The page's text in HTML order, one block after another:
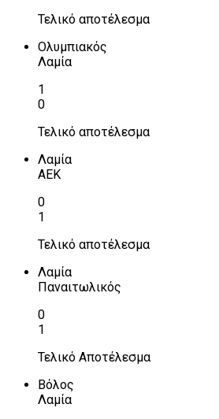
Τελικό αποτέλεσμα
Ολυμπιακός
Λαμία
1
0
Τελικό αποτέλεσμα
Λαμία
ΑΕΚ
0
1
Τελικό αποτέλεσμα
Λαμία
Παναιτωλικός
0
1
Τελικό Αποτέλεσμα
Βόλος
Λαμία